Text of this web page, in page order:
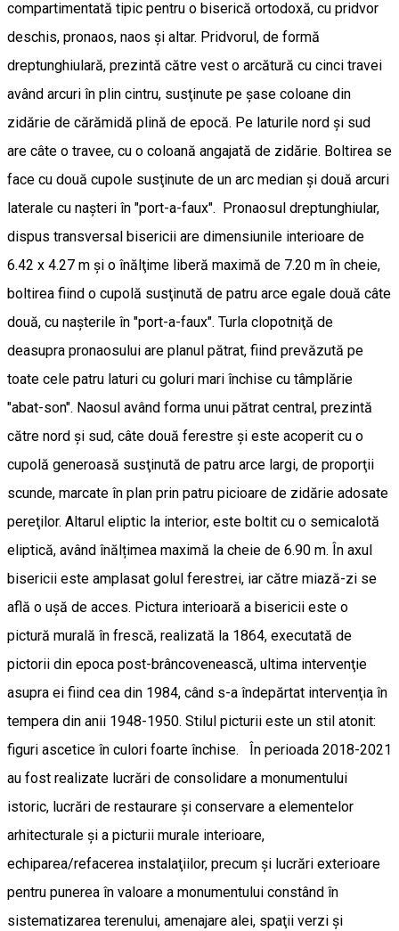
compartimentată tipic pentru o biserică ortodoxă, cu pridvor
deschis, pronaos, naos şi altar. Pridvorul, de formă
dreptunghiulară, prezintă către vest o arcătură cu cinci travei
având arcuri în plin cintru, susţinute pe şase coloane din
zidărie de cărămidă plină de epocă. Pe laturile nord şi sud
are câte o travee, cu o coloană angajată de zidărie. Boltirea se
face cu două cupole susţinute de un arc median şi două arcuri
laterale cu naşteri în "port-a-faux". Pronaosul dreptunghiular,
dispus transversal bisericii are dimensiunile interioare de
6.42 x 4.27 m şi o înălţime liberă maximă de 7.20 m în cheie,
boltirea fiind o cupolă susţinută de patru arce egale două câte
două, cu naşterile în "port-a-faux". Turla clopotniţă de
deasupra pronaosului are planul pătrat, fiind prevăzută pe
toate cele patru laturi cu goluri mari închise cu tâmplărie
"abat-son". Naosul având forma unui pătrat central, prezintă
către nord şi sud, câte două ferestre şi este acoperit cu o
cupolă generoasă susţinută de patru arce largi, de proporţii
scunde, marcate în plan prin patru picioare de zidărie adosate
pereţilor. Altarul eliptic la interior, este boltit cu o semicalotă
eliptică, având înălțimea maximă la cheie de 6.90 m. În axul
bisericii este amplasat golul ferestrei, iar către miază-zi se
află o ușă de acces. Pictura interioară a bisericii este o
pictură murală în frescă, realizată la 1864, executată de
pictorii din epoca post-brâncovenească, ultima intervenţie
asupra ei fiind cea din 1984, când s-a îndepărtat intervenţia în
tempera din anii 1948-1950. Stilul picturii este un stil atonit:
figuri ascetice în culori foarte închise. În perioada 2018-2021
au fost realizate lucrări de consolidare a monumentului
istoric, lucrări de restaurare şi conservare a elementelor
arhitecturale şi a picturii murale interioare,
echiparea/refacerea instalaţiilor, precum şi lucrări exterioare
pentru punerea în valoare a monumentului constând în
sistematizarea terenului, amenajare alei, spaţii verzi şi